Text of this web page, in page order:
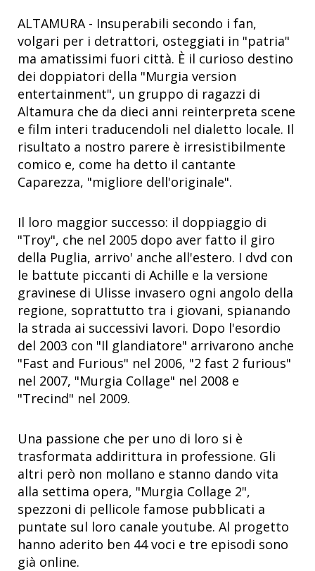
ALTAMURA - Insuperabili secondo i fan,
volgari per i detrattori, osteggiati in "patria"
ma amatissimi fuori città. È il curioso destino
dei doppiatori della "Murgia version
entertainment", un gruppo di ragazzi di
Altamura che da dieci anni reinterpreta scene
e film interi traducendoli nel dialetto locale. Il
risultato a nostro parere è irresistibilmente
comico e, come ha detto il cantante
Caparezza, "migliore dell'originale".
Il loro maggior successo: il doppiaggio di
"Troy", che nel 2005 dopo aver fatto il giro
della Puglia, arrivo' anche all'estero. I dvd con
le battute piccanti di Achille e la versione
gravinese di Ulisse invasero ogni angolo della
regione, soprattutto tra i giovani, spianando
la strada ai successivi lavori. Dopo l'esordio
del 2003 con "Il glandiatore" arrivarono anche
"Fast and Furious" nel 2006, "2 fast 2 furious"
nel 2007, "Murgia Collage" nel 2008 e
"Trecind" nel 2009.
Una passione che per uno di loro si è
trasformata addirittura in professione. Gli
altri però non mollano e stanno dando vita
alla settima opera, "Murgia Collage 2",
spezzoni di pellicole famose pubblicati a
puntate sul loro canale youtube. Al progetto
hanno aderito ben 44 voci e tre episodi sono
già online.